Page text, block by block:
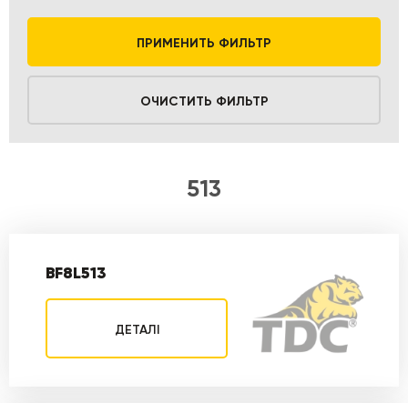
ПРИМЕНИТЬ ФИЛЬТР
ОЧИСТИТЬ ФИЛЬТР
513
BF8L513
ДЕТАЛІ